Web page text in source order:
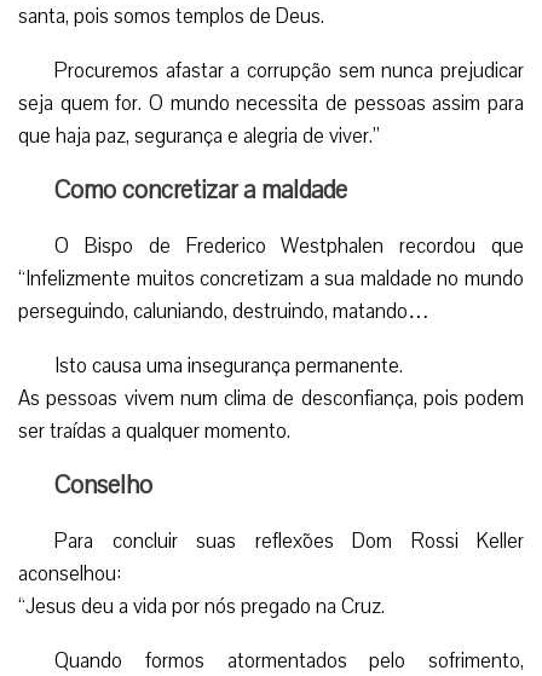
santa, pois somos templos de Deus.
Procuremos afastar a corrupção sem nunca prejudicar
seja quem for. O mundo necessita de pessoas assim para
que haja paz, segurança e alegria de viver.”
Como concretizar a maldade
O Bispo de Frederico Westphalen recordou que
“Infelizmente muitos concretizam a sua maldade no mundo
perseguindo, caluniando, destruindo, matando…
Isto causa uma insegurança permanente.
As pessoas vivem num clima de desconfiança, pois podem
ser traídas a qualquer momento.
Conselho
Para concluir suas reflexões Dom Rossi Keller
aconselhou:
“Jesus deu a vida por nós pregado na Cruz.
Quando formos atormentados pelo sofrimento,